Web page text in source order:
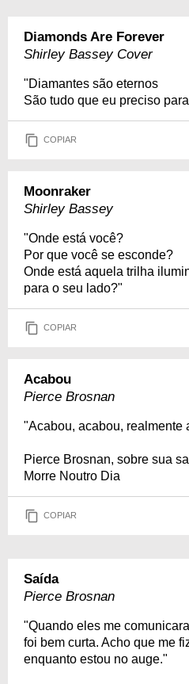
Diamonds Are Forever
Shirley Bassey Cover
"Diamantes são eternos
São tudo que eu preciso
COPIAR
Moonraker
Shirley Bassey
"Onde está você?
Por que você se esconde?
Onde está aquela trilha
para o seu lado?"
COPIAR
Acabou
Pierce Brosnan
"Acabou, acabou, realmente
Pierce Brosnan, sobre sua
Morre Noutro Dia
COPIAR
Saída
Pierce Brosnan
"Quando eles me
foi bem curta. Acho que me
enquanto estou no auge."